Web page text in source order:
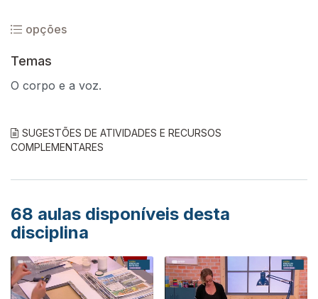
opções
Temas
O corpo e a voz.
SUGESTÕES DE ATIVIDADES E RECURSOS
COMPLEMENTARES
68 aulas disponíveis desta
disciplina